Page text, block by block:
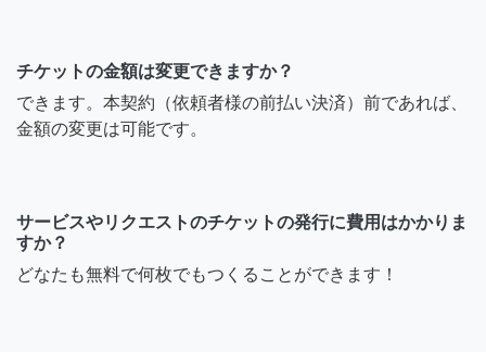
チケットの金額は変更できますか？
できます。本契約（依頼者様の前払い決済）前であれば、
金額の変更は可能です。
サービスやリクエストのチケットの発行に費用はかかりま
すか？
どなたも無料で何枚でもつくることができます！